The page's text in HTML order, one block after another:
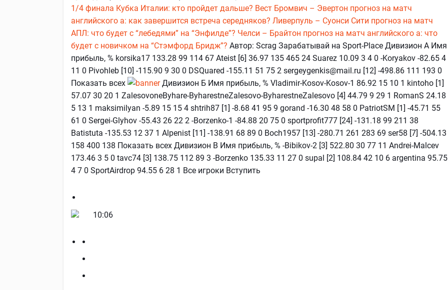
1/4 финала Кубка Италии: кто пройдет дальше? Вест Бромвич – Эвертон прогноз на матч
английского а: как завершится встреча середняков? Ливерпуль – Суонси Сити прогноз на матч
АПЛ: что будет с “лебедями” на “Энфилде”? Челси – Брайтон прогноз на матч английского а: что
будет с новичком на “Стэмфорд Бридж”? Автор: Scrag Зарабатывай на Sport-Place Дивизион А Имя
прибыль, % korsika17 133.28 99 114 67 Ateist [6] 36.97 135 465 24 Suarez 10.09 3 4 0 -Koryakov -82.65 4
11 0 Pivohleb [10] -115.90 9 30 0 DSQuared -155.11 51 75 2 sergeygenkis@mail.ru [12] -498.86 111 193 0
Показать всех
Дивизион Б Имя прибыль, % Vladimir-Kosov-Kosov-1 86.92 15 10 1 kintoho [1]
57.07 30 20 1 ZalesovoneByhare-ByharestneZalesovo-ByharestneZalesovo [4] 44.79 9 29 1 RomanS 24.18
5 13 1 maksimilyan -5.89 15 15 4 shtrih87 [1] -8.68 41 95 9 gorand -16.30 48 58 0 PatriotSM [1] -45.71 55
61 0 Sergei-Glyhov -55.43 26 22 2 -Borzenko-1 -84.88 20 75 0 sportprofit777 [24] -131.18 99 211 38
Batistuta -135.53 12 37 1 Alpenist [11] -138.91 68 89 0 Boch1957 [13] -280.71 261 283 69 ser58 [7] -504.13
158 400 138 Показать всех Дивизион В Имя прибыль, % -Bibikov-2 [3] 522.80 30 77 11 Andrei-Malcev
173.46 3 5 0 tavc74 [3] 138.75 112 89 3 -Borzenko 135.33 11 27 0 supal [2] 108.84 42 10 6 argentina 95.75
4 7 0 SportAirdrop 94.55 6 28 1 Все игроки Вступить
10:06